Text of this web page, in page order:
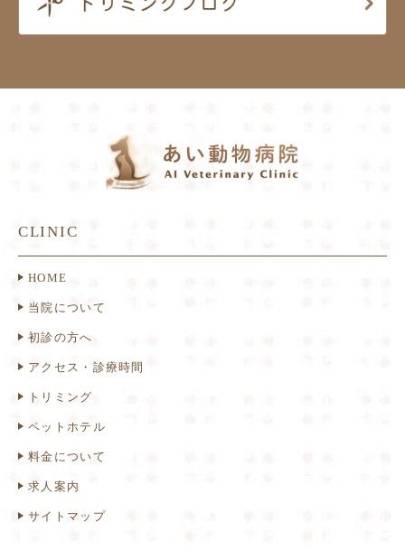
CLINIC
HOME
当院について
初診の方へ
アクセス・診療時間
トリミング
ペットホテル
料金について
求人案内
サイトマップ